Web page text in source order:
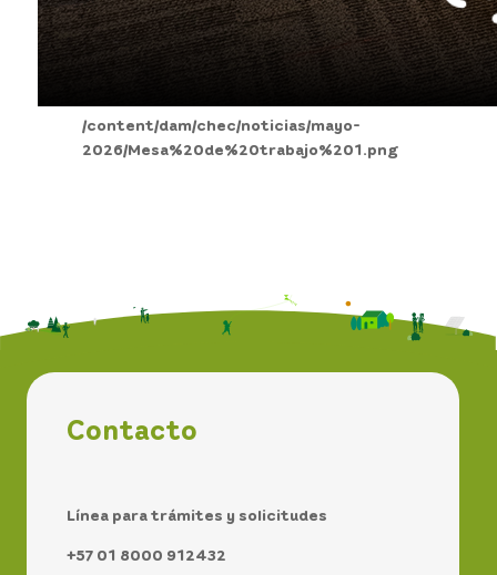
/content/dam/chec/noticias/mayo-
2026/Mesa%20de%20trabajo%201.png
Contacto
Línea para trámites y solicitudes
+57 01 8000 912432